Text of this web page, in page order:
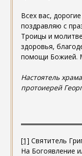
Всех вас,
поздравляю с
Троицы и
здоровья,
помощи Божией.
Настоятель
протоиерей
[1] Святитель
На Богоявление